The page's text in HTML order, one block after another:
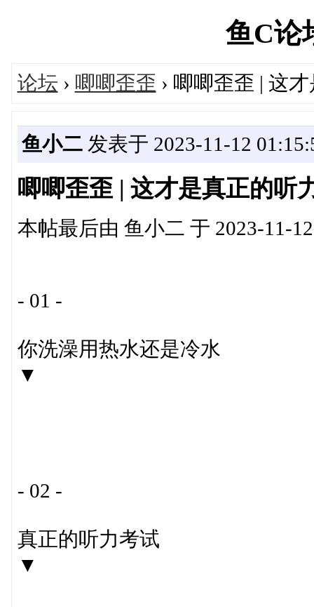
鱼C论
论坛 › 唧唧歪歪 › 唧唧歪歪 | 这
鱼小二发表于 2023-11-12
唧唧歪歪 | 这才是真正的听
本帖最后由 鱼小二 于 2023-11-
- 01 -
你洗澡用热水还是冷水
▼
- 02 -
真正的听力考试
▼